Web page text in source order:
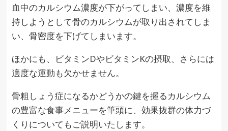
血中のカルシウム濃度が下がってしまい、濃度を維
持しようとして骨のカルシウムが取り出されてしま
い、骨密度を下げてしまいます。
ほかにも、ビタミンDやビタミンKの摂取、さらには
適度な運動も欠かせません。
骨粗しょう症になるかどうかの鍵を握るカルシウム
の豊富な食事メニューを筆頭に、効果抜群の体力づ
くりについてもご説明いたします。